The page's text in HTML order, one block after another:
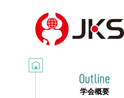
Outline
学会概要